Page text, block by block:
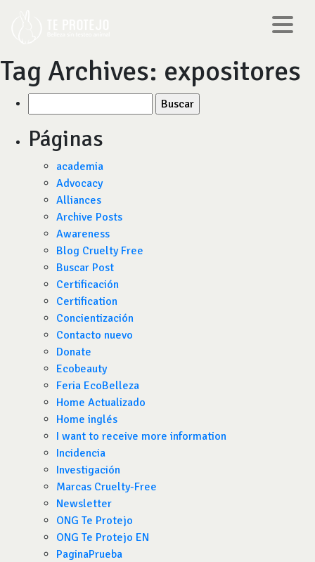
Tag Archives: expositores
por:
Páginas
academia
Advocacy
Alliances
Archive Posts
Awareness
Blog Cruelty Free
Buscar Post
Certificación
Certification
Concientización
Contacto nuevo
Donate
Ecobeauty
Feria EcoBelleza
Home Actualizado
Home inglés
I want to receive more information
Incidencia
Investigación
Marcas Cruelty-Free
Newsletter
ONG Te Protejo
ONG Te Protejo EN
PaginaPrueba